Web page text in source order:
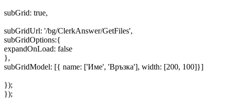
subGrid: true,
subGridUrl: '/bg/ClerkAnswer/GetFiles',
subGridOptions:{
expandOnLoad: false
},
subGridModel: [{ name: ['Име', 'Връзка'], width: [200, 100]}]
});
});